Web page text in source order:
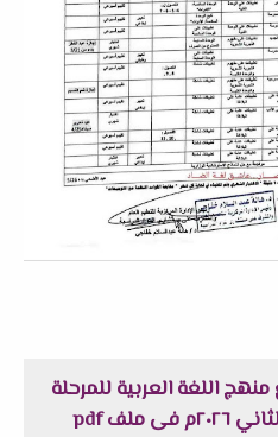
منهج اللغة العربية للمرحلة
الثانوية الفصل الدراسي الثاني ٢٠٢٦م فى ملف pdf